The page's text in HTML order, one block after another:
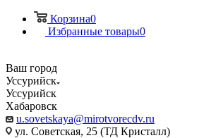
Корзина0
Избранные товары0
Ваш город
Уссурийск
Уссурийск
Хабаровск
u.sovetskaya@mirotvorecdv.ru
ул. Советская, 25 (ТД Кристалл)